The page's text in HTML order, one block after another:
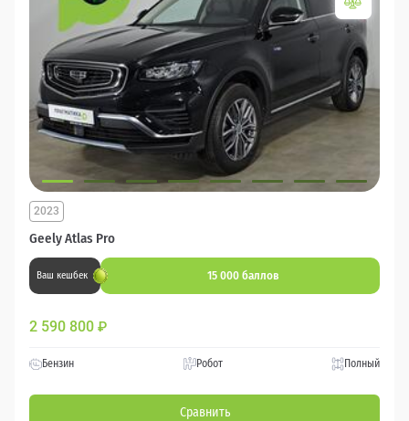
Geely Atlas Pro
2023
Ваш кешбек 15 000 баллов
2 590 800 ₽
Бензин Робот Полный
Сравнить